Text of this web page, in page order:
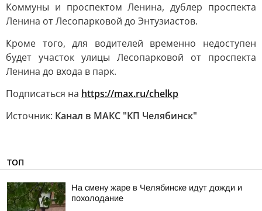
Коммуны и проспектом Ленина, дублер проспекта
Ленина от Лесопарковой до Энтузиастов.
Кроме того, для водителей временно недоступен
будет участок улицы Лесопарковой от проспекта
Ленина до входа в парк.
Подписаться на https://max.ru/chelkp
Источник: Канал в МАКС "КП Челябинск"
ТОП
На смену жаре в Челябинске идут дожди и
похолодание